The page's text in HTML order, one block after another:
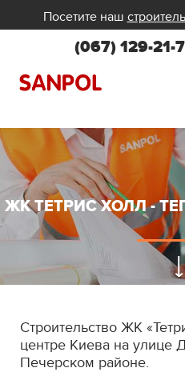
Посетите наш
(067) 129-21-
ЖК ТЕТРИС ХОЛЛ -
Строительство ЖК
центре Киева на улице
Печерском районе.